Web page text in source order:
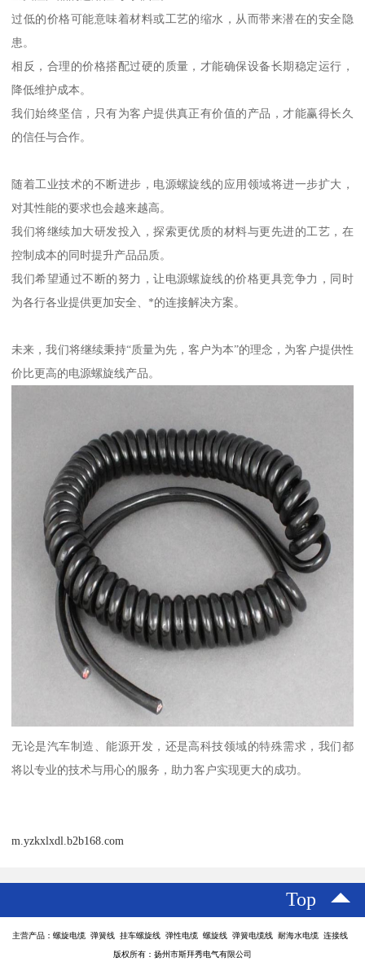
过低的价格可能意味着材料或工艺的缩水，从而带来潜在的安全隐
患。
相反，合理的价格搭配过硬的质量，才能确保设备长期稳定运行，
降低维护成本。
我们始终坚信，只有为客户提供真正有价值的产品，才能赢得长久
的信任与合作。
随着工业技术的不断进步，电源螺旋线的应用领域将进一步扩大，
对其性能的要求也会越来越高。
我们将继续加大研发投入，探索更优质的材料与更先进的工艺，在
控制成本的同时提升产品品质。
我们希望通过不断的努力，让电源螺旋线的价格更具竞争力，同时
为各行各业提供更加安全、*的连接解决方案。
未来，我们将继续秉持“质量为先，客户为本”的理念，为客户提供性
价比更高的电源螺旋线产品。
无论是汽车制造、能源开发，还是高科技领域的特殊需求，我们都
将以专业的技术与用心的服务，助力客户实现更大的成功。
m.yzkxlxdl.b2b168.com
Top
主营产品：螺旋电缆 弹簧线 挂车螺旋线 弹性电缆 螺旋线 弹簧电缆线 耐海水电缆 连接线
版权所有：扬州市斯拜秀电气有限公司